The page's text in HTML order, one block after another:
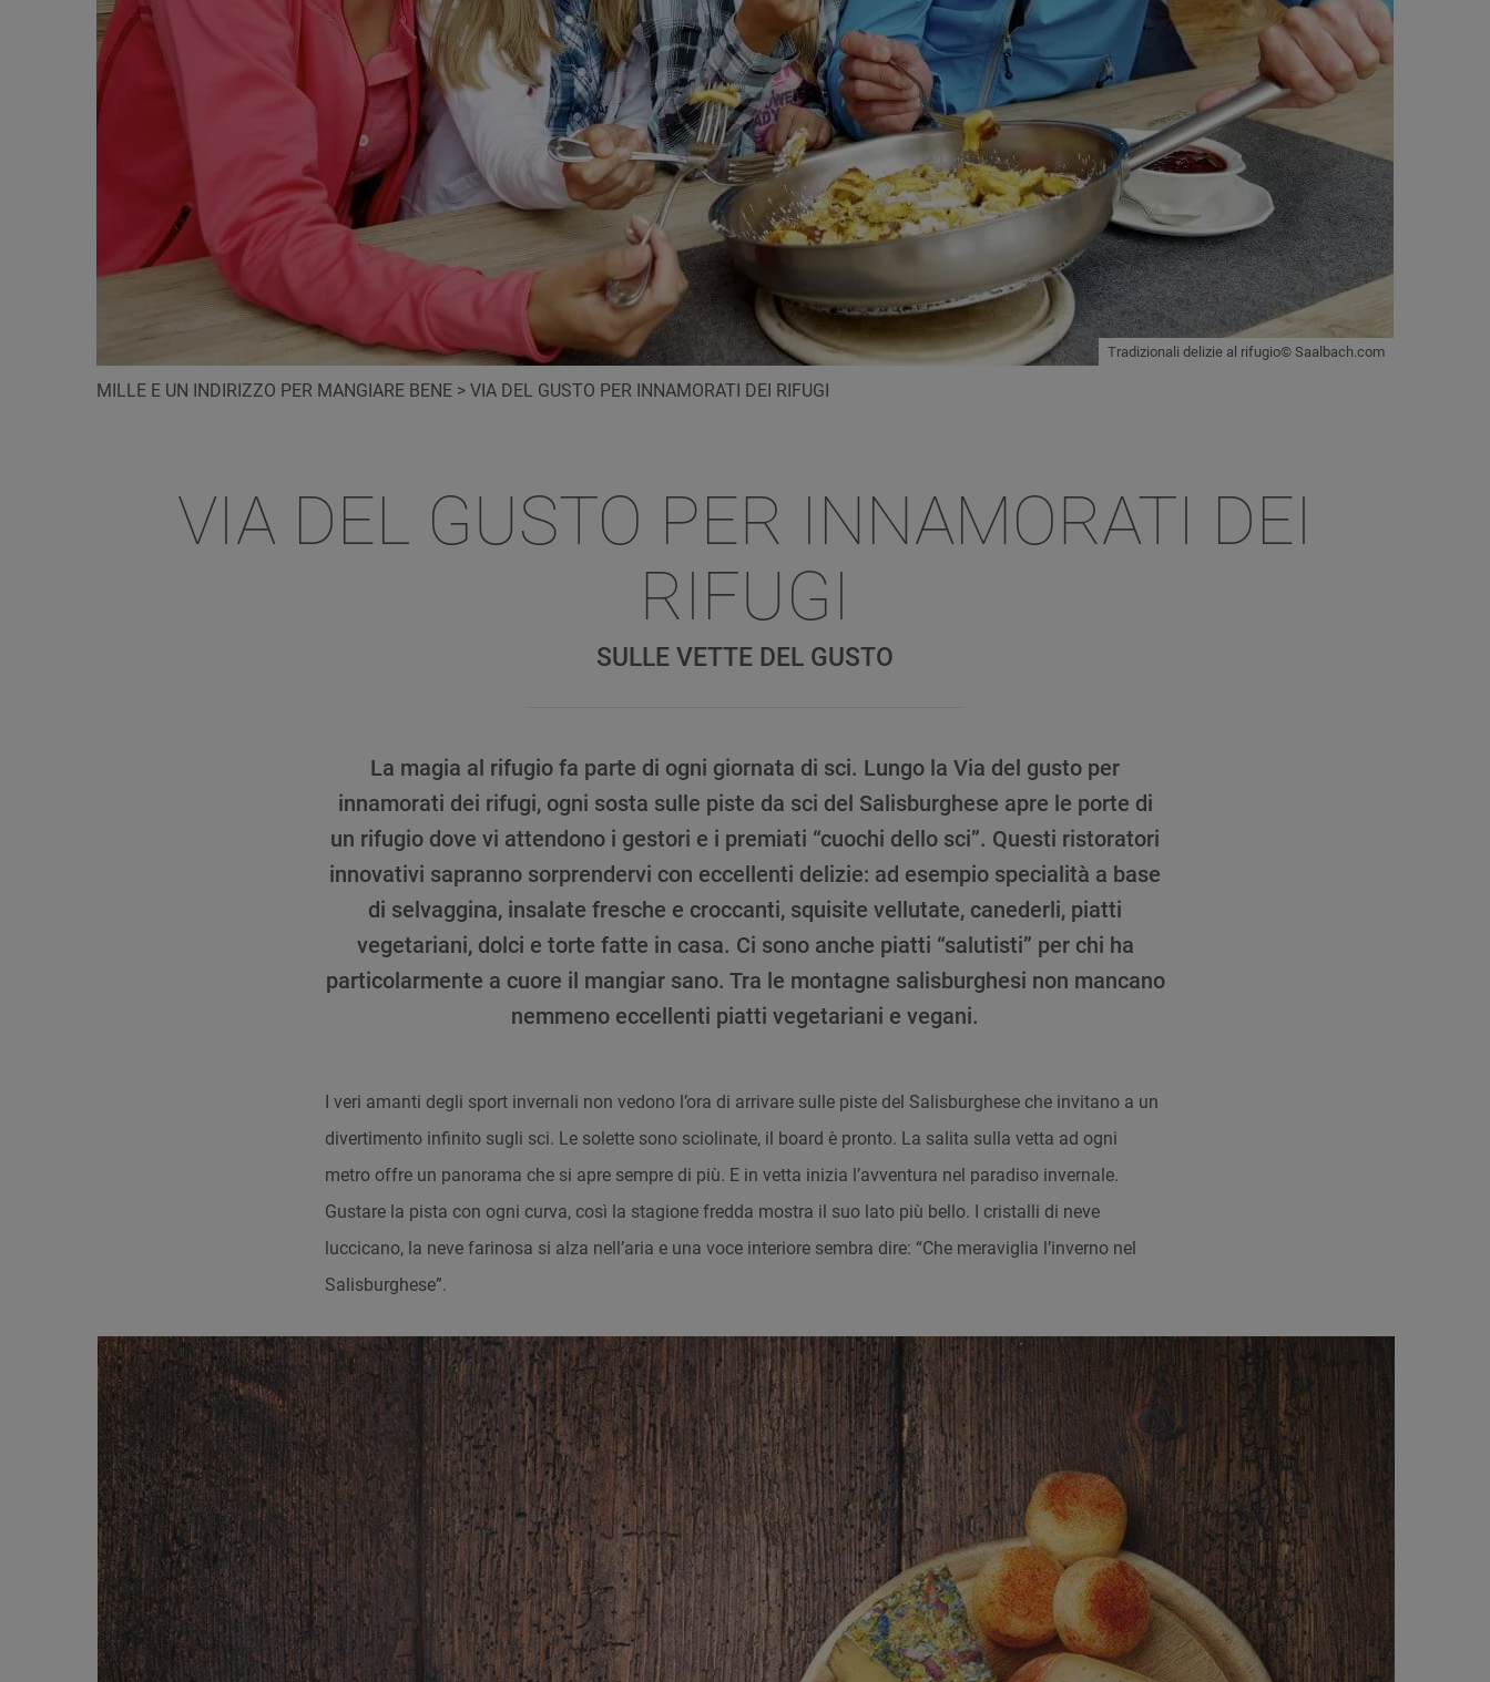
Tradizionali delizie al rifugio© Saalbach.com
MILLE E UN INDIRIZZO PER MANGIARE BENE > VIA DEL GUSTO PER INNAMORATI DEI RIFUGI
VIA DEL GUSTO PER INNAMORATI DEI
RIFUGI
SULLE VETTE DEL GUSTO
La magia al rifugio fa parte di ogni giornata di sci. Lungo la Via del gusto per
innamorati dei rifugi, ogni sosta sulle piste da sci del Salisburghese apre le porte di
un rifugio dove vi attendono i gestori e i premiati “cuochi dello sci”. Questi ristoratori
innovativi sapranno sorprendervi con eccellenti delizie: ad esempio specialità a base
di selvaggina, insalate fresche e croccanti, squisite vellutate, canederli, piatti
vegetariani, dolci e torte fatte in casa. Ci sono anche piatti “salutisti” per chi ha
particolarmente a cuore il mangiar sano. Tra le montagne salisburghesi non mancano
nemmeno eccellenti piatti vegetariani e vegani.
I veri amanti degli sport invernali non vedono l’ora di arrivare sulle piste del Salisburghese che invitano a un
divertimento infinito sugli sci. Le solette sono sciolinate, il board è pronto. La salita sulla vetta ad ogni
metro offre un panorama che si apre sempre di più. E in vetta inizia l’avventura nel paradiso invernale.
Gustare la pista con ogni curva, così la stagione fredda mostra il suo lato più bello. I cristalli di neve
luccicano, la neve farinosa si alza nell’aria e una voce interiore sembra dire: “Che meraviglia l’inverno nel
Salisburghese”.